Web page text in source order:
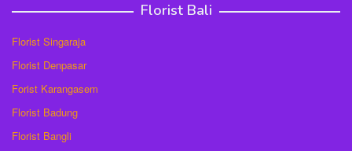
Florist Bali
Florist Singaraja
Florist Denpasar
Forist Karangasem
Florist Badung
Florist Bangli